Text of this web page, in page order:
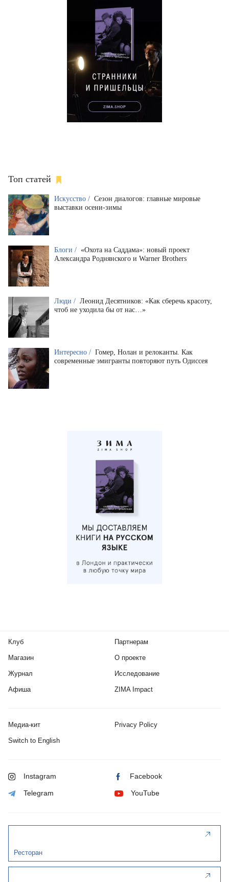
Топ статей
Искусство / Сезон диалогов: главные мировые
выставки осени-зимы
Блоги / «Охота на Саддама»: новый проект
Александра Роднянского и Warner Brothers
Люди / Леонид Десятников: «Как сберечь красоту,
чтоб не уходила бы от нас…»
Интересно / Гомер, Нолан и релоканты. Как
современные эмигранты повторяют путь Одиссея
Клуб
Магазин
Журнал
Афиша
Партнерам
О проекте
Исследование
ZIMA Impact
Медиа-кит Privacy Policy
Switch to English
Instagram Facebook
Telegram YouTube
Ресторан